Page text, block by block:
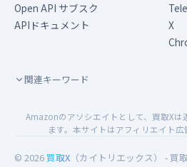
Open API サブスク
APIドキュメント
X
関連キーワード
Amazonのアソシエイトとして、買取Xは
ます。本サイトはアフィリエイト広
© 2026 買取X （カイトリエックス） -